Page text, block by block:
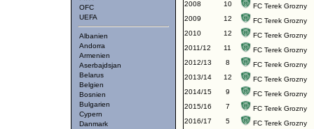
OFC
UEFA
Albanien
Andorra
Armenien
Aserbajdsjan
Belarus
Belgien
Bosnien
Bulgarien
Cypern
Danmark
2008
10
FC Terek Grozny
2009
12
FC Terek Grozny
2010
12
FC Terek Grozny
2011/12
11
FC Terek Grozny
2012/13
8
FC Terek Grozny
2013/14
12
FC Terek Grozny
2014/15
9
FC Terek Grozny
2015/16
7
FC Terek Grozny
2016/17
5
FC Terek Grozny